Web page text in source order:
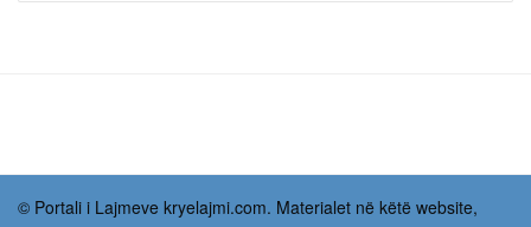
© Portali i Lajmeve kryelajmi.com. Materialet në këtë website,